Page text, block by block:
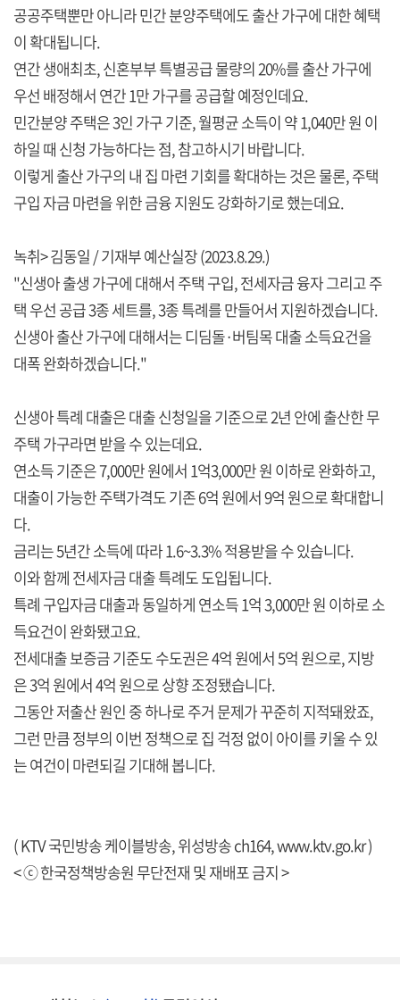
공공주택뿐만 아니라 민간 분양주택에도 출산 가구에 대한 혜택
이 확대됩니다.
연간 생애최초, 신혼부부 특별공급 물량의 20%를 출산 가구에
우선 배정해서 연간 1만 가구를 공급할 예정인데요.
민간분양 주택은 3인 가구 기준, 월평균 소득이 약 1,040만 원 이
하일 때 신청 가능하다는 점, 참고하시기 바랍니다.
이렇게 출산 가구의 내 집 마련 기회를 확대하는 것은 물론, 주택
구입 자금 마련을 위한 금융 지원도 강화하기로 했는데요.
녹취> 김동일 / 기재부 예산실장 (2023.8.29.)
"신생아 출생 가구에 대해서 주택 구입, 전세자금 융자 그리고 주
택 우선 공급 3종 세트를, 3종 특례를 만들어서 지원하겠습니다.
신생아 출산 가구에 대해서는 디딤돌·버팀목 대출 소득요건을
대폭 완화하겠습니다."
신생아 특례 대출은 대출 신청일을 기준으로 2년 안에 출산한 무
주택 가구라면 받을 수 있는데요.
연소득 기준은 7,000만 원에서 1억3,000만 원 이하로 완화하고,
대출이 가능한 주택가격도 기존 6억 원에서 9억 원으로 확대합니
다.
금리는 5년간 소득에 따라 1.6~3.3% 적용받을 수 있습니다.
이와 함께 전세자금 대출 특례도 도입됩니다.
특례 구입자금 대출과 동일하게 연소득 1억 3,000만 원 이하로 소
득요건이 완화됐고요.
전세대출 보증금 기준도 수도권은 4억 원에서 5억 원으로, 지방
은 3억 원에서 4억 원으로 상향 조정됐습니다.
그동안 저출산 원인 중 하나로 주거 문제가 꾸준히 지적돼왔죠,
그런 만큼 정부의 이번 정책으로 집 걱정 없이 아이를 키울 수 있
는 여건이 마련되길 기대해 봅니다.
( KTV 국민방송 케이블방송, 위성방송 ch164,www.ktv.go.kr)
< ⓒ 한국정책방송원 무단전재 및 재배포 금지 >